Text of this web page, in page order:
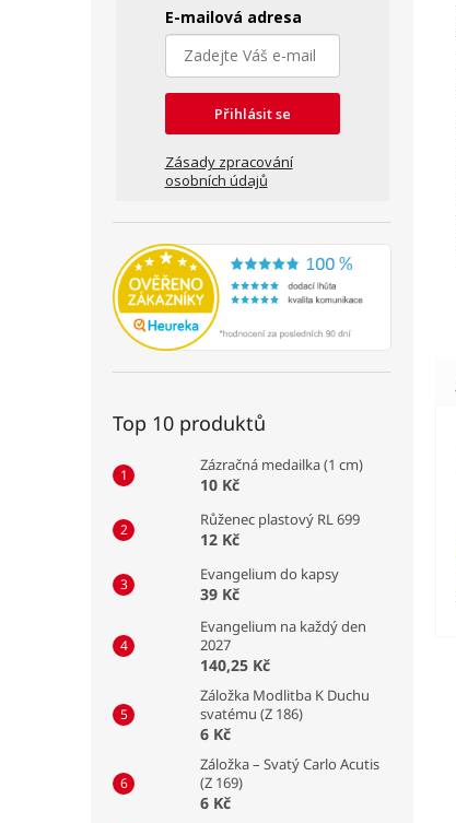
E-mailová adresa
Přihlásit se
Zásady zpracování
osobních údajů
Top 10 produktů
Zázračná medailka (1 cm)
10 Kč
Růženec plastový RL 699
12 Kč
Evangelium do kapsy
39 Kč
Evangelium na každý den
2027
140,25 Kč
Záložka Modlitba K Duchu
svatému (Z 186)
6 Kč
Záložka – Svatý Carlo Acutis
(Z 169)
6 Kč